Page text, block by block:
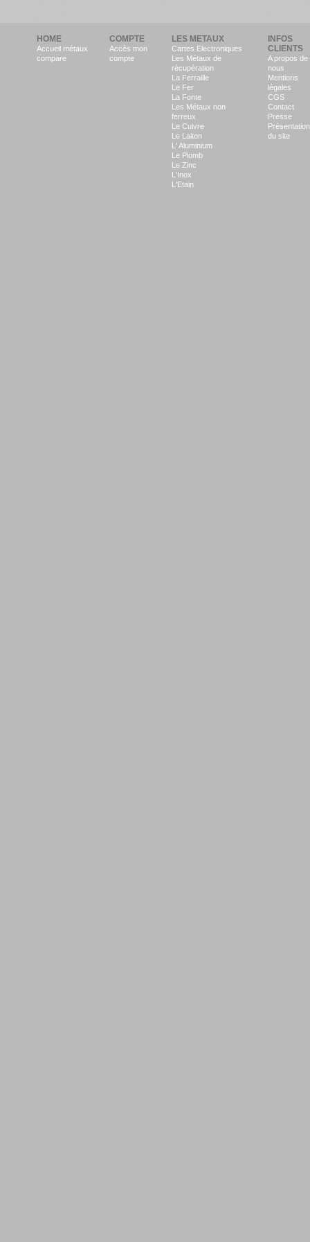
HOME
Accueil métaux
compare
COMPTE
Accès mon
compte
LES METAUX
Cartes Electroniques
Les Métaux de
récupération
La Ferraille
Le Fer
La Fonte
Les Métaux non
ferreux
Le Cuivre
Le Laiton
L' Aluminium
Le Plomb
Le Zinc
L'Inox
L'Etain
INFOS
CLIENTS
A propos de
nous
Mentions
légales
CGS
Contact
Presse
Présentation
du site